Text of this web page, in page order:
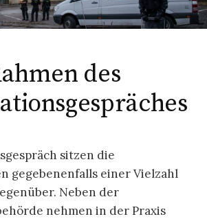
des
sitzen die
gegebenenfalls einer Vielzahl
Neben der
nehmen in der Praxis